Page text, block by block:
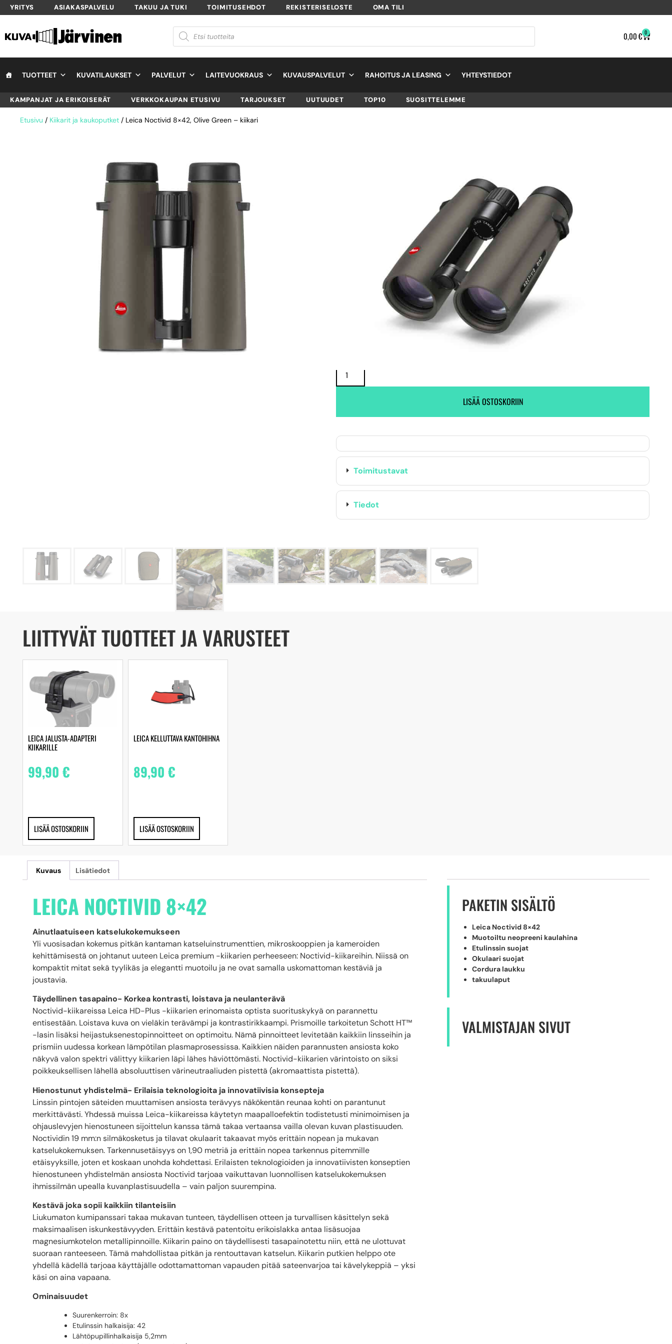
YRITYS ASIAKASPALVELU TAKUU JA TUKI TOIMITUSEHDOT REKISTERISELOSTE OMA TILI
0,00€ 0
TUOTTEET KUVATILAUKSET PALVELUT LAITEVUOKRAUS KUVAUSPALVELUT RAHOITUS JA LEASING YHTEYSTIEDOT
KAMPANJAT JA ERIKOISERÄT VERKKOKAUPAN ETUSIVU TARJOUKSET UUTUUDET TOP10 SUOSITTELEMME
Etusivu / Kiikarit ja kaukoputket / Leica Noctivid 8×42, Olive Green – kiikari
Ei varastossa. (Toimitus 7-9 pv)
Maahantuojan varasto: 2 kpl varastossa.
3 129,00€
LISÄÄ OSTOSKORIIN
Toimitustavat
Tiedot
LIITTYVÄT TUOTTEET JA VARUSTEET
LEICA JALUSTA-ADAPTERI
KIIKARILLE
99,90 €
LISÄÄ OSTOSKORIIN
LEICA KELLUTTAVA KANTOHIHNA
89,90 €
LISÄÄ OSTOSKORIIN
Kuvaus Lisätiedot
LEICA NOCTIVID 8×42
Ainutlaatuiseen katselukokemukseen
Yli vuosisadan kokemus pitkän kantaman katseluinstrumenttien, mikroskooppien ja kameroiden
kehittämisestä on johtanut uuteen Leica premium -kiikarien perheeseen: Noctivid-kiikareihin. Niissä on
kompaktit mitat sekä tyylikäs ja elegantti muotoilu ja ne ovat samalla uskomattoman kestäviä ja
joustavia.
Täydellinen tasapaino- Korkea kontrasti, loistava ja neulanterävä
Noctivid-kiikareissa Leica HD-Plus -kiikarien erinomaista optista suorituskykyä on parannettu
entisestään. Loistava kuva on vieläkin terävämpi ja kontrastirikkaampi. Prismoille tarkoitetun Schott HT™
-lasin lisäksi heijastuksenestopinnoitteet on optimoitu. Nämä pinnoitteet levitetään kaikkiin linsseihin ja
prismiin uudessa korkean lämpötilan plasmaprosessissa. Kaikkien näiden parannusten ansiosta koko
näkyvä valon spektri välittyy kiikarien läpi lähes häviöttömästi. Noctivid-kiikarien värintoisto on siksi
poikkeuksellisen lähellä absoluuttisen värineutraaliuden pistettä (akromaattista pistettä).
Hienostunut yhdistelmä- Erilaisia ​​teknologioita ja innovatiivisia konsepteja
Linssin pintojen säteiden muuttamisen ansiosta terävyys näkökentän reunaa kohti on parantunut
merkittävästi. Yhdessä muissa Leica-kiikareissa käytetyn maapalloefektin todistetusti minimoimisen ja
ohjauslevyjen hienostuneen sijoittelun kanssa tämä takaa vertaansa vailla olevan kuvan plastisuuden.
Noctividin 19 mm:n silmäkosketus ja tilavat okulaarit takaavat myös erittäin nopean ja mukavan
katselukokemuksen. Tarkennusetäisyys on 1,90 metriä ja erittäin nopea tarkennus pitemmille
etäisyyksille, joten et koskaan unohda kohdettasi. Erilaisten teknologioiden ja innovatiivisten konseptien
hienostuneen yhdistelmän ansiosta Noctivid tarjoaa vaikuttavan luonnollisen katselukokemuksen
ihmissilmän upealla kuvanplastisuudella – vain paljon suurempina.
Kestävä joka sopii kaikkiin tilanteisiin
Liukumaton kumipanssari takaa mukavan tunteen, täydellisen otteen ja turvallisen käsittelyn sekä
maksimaalisen iskunkestävyyden. Erittäin kestävä patentoitu erikoislakka antaa lisäsuojaa
magnesiumkotelon metallipinnoille. Kiikarin paino on täydellisesti tasapainotettu niin, että ne ulottuvat
suoraan ranteeseen. Tämä mahdollistaa pitkän ja rentouttavan katselun. Kiikarin putkien helppo ote
yhdellä kädellä tarjoaa käyttäjälle odottamattoman vapauden pitää sateenvarjoa tai kävelykeppiä – yksi
käsi on aina vapaana.
Ominaisuudet
Suurenkerroin: 8x
Etulinssin halkaisija: 42
Lähtöpupillinhalkaisija 5,2mm
PAKETIN SISÄLTÖ
Leica Noctivid 8×42
Muotoiltu neopreeni kaulahina
Etulinssin suojat
Okulaari suojat
Cordura laukku
takuulaput
VALMISTAJAN SIVUT